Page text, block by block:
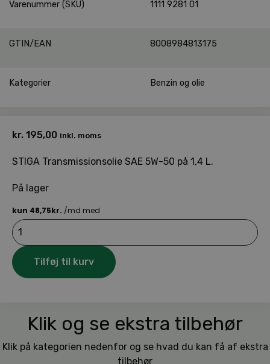
Varenummer (SKU) 1111 9281 01
GTIN/EAN 8008984813175
Kategorier Benzin og olie
kr. 195,00 inkl. moms
STIGA Transmissionsolie SAE 5W-50 på 1,4 L.
På lager
Stiga
transmissionsolie
5W-
50
1,4
L
antal
Tilføj til kurv
Klik og se ekstra tilbehør
Klik på kategorien nedenfor og se hvad du kan få af ekstra
tilbehør